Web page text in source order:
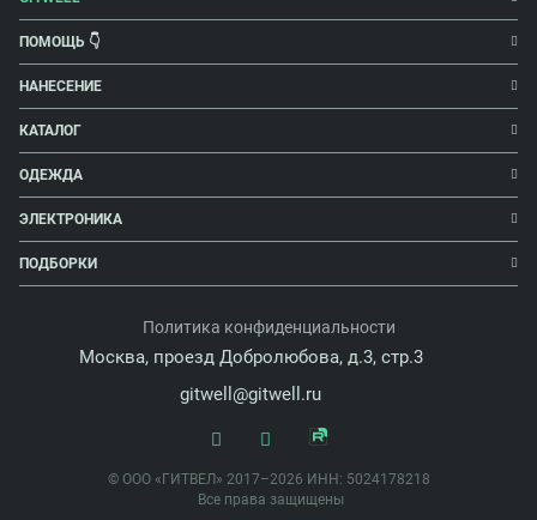
ПОМОЩЬ 👇
НАНЕСЕНИЕ
КАТАЛОГ
ОДЕЖДА
ЭЛЕКТРОНИКА
ПОДБОРКИ
Политика конфиденциальности
Москва, проезд Добролюбова, д.3, стр.3
gitwell@gitwell.ru
© ООО «ГИТВЕЛ» 2017–2026 ИНН: 5024178218
Все права защищены